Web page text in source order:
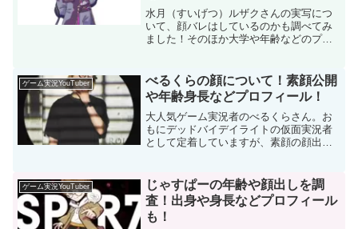
水月（すいげつ）ルザクさんの実写につ
いて、顔バレはしているのかも調べてみ
ました！そのほか大学や年齢などのプロ
ゲーム実況YouTuber
べるくらの顔について！素顔公開
や年齢身長などプロフィール！
大人気ゲーム実況者のべるくらさん。お
もにデッドバイデイライトの仮面実況者
として定着していますが、素顔の顔出し
てみました！
ゲーム実況YouTuber
じゃすぱーの年齢や顔出しを調
査！出身や身長などプロフィール
も！